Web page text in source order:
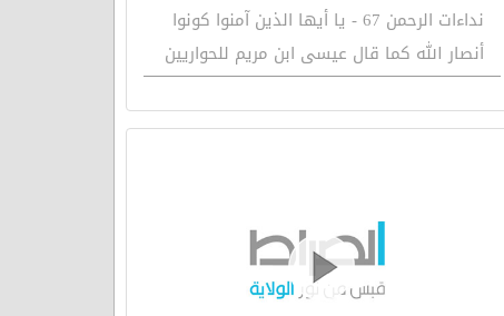
نداءات الرحمن 67 - يا أيها الذين آمنوا كونوا
أنصار الله كما قال عيسى ابن مريم للحواريين